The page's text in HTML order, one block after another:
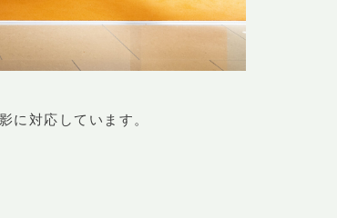
に対応しています。